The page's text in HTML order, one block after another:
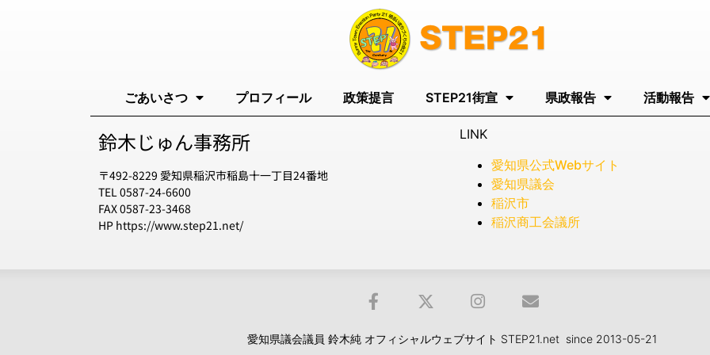
ごあいさつ プロフィール 政策提言 STEP21街宣 県政報告 活動報告
鈴木じゅん事務所
〒492-8229 愛知県稲沢市稲島十一丁目24番地
TEL 0587-24-6600
FAX 0587-23-3468
HP https://www.step21.net/
LINK
愛知県公式Webサイト
愛知県議会
稲沢市
稲沢商工会議所
愛知県議会議員 鈴木純 オフィシャルウェブサイト STEP21.net since 2013-05-21